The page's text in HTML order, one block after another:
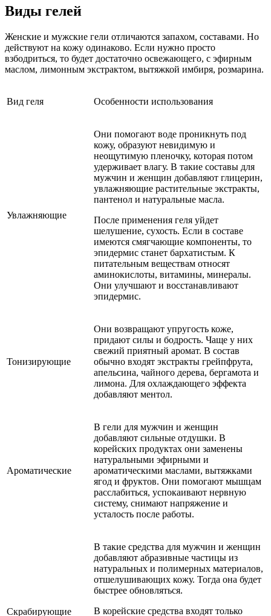
Виды гелей
Женские и мужские гели отличаются запахом, составами. Но
действуют на кожу одинаково. Если нужно просто
взбодриться, то будет достаточно освежающего, с эфирным
маслом, лимонным экстрактом, вытяжкой имбиря, розмарина.
Вид геля Особенности использования
Увлажняющие
Они помогают воде проникнуть под
кожу, образуют невидимую и
неощутимую пленочку, которая потом
удерживает влагу. В такие составы для
мужчин и женщин добавляют глицерин,
увлажняющие растительные экстракты,
пантенол и натуральные масла.
После применения геля уйдет
шелушение, сухость. Если в составе
имеются смягчающие компоненты, то
эпидермис станет бархатистым. К
питательным веществам относят
аминокислоты, витамины, минералы.
Они улучшают и восстанавливают
эпидермис.
Тонизирующие
Они возвращают упругость коже,
придают силы и бодрость. Чаще у них
свежий приятный аромат. В состав
обычно входят экстракты грейпфрута,
апельсина, чайного дерева, бергамота и
лимона. Для охлаждающего эффекта
добавляют ментол.
Ароматические
В гели для мужчин и женщин
добавляют сильные отдушки. В
корейских продуктах они заменены
натуральными эфирными и
ароматическими маслами, вытяжками
ягод и фруктов. Они помогают мышцам
расслабиться, успокаивают нервную
систему, снимают напряжение и
усталость после работы.
Скрабирующие
В такие средства для мужчин и женщин
добавляют абразивные частицы из
натуральных и полимерных материалов,
отшелушивающих кожу. Тогда она будет
быстрее обновляться.
В корейские средства входят только